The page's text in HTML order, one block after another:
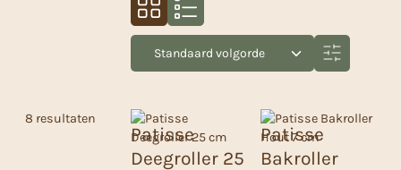
8 resultaten
Patisse
Deegroller 25
Patisse
Bakroller